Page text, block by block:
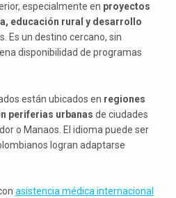
especialmente en proyectos
educación rural y desarrollo
Es un destino cercano, sin
disponibilidad de programas
están ubicados en regiones
periferias urbanas de ciudades
o Manaos. El idioma puede ser
logran adaptarse
asistencia médica internacional